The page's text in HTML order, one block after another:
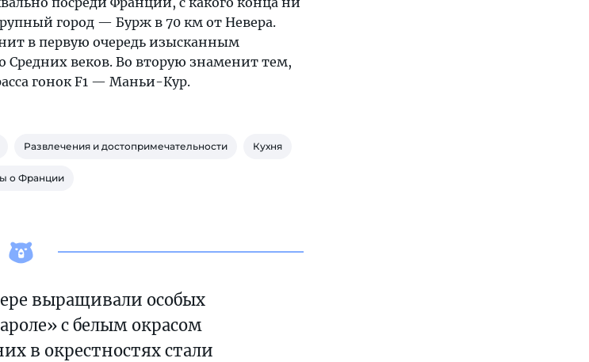
город — Бурж в 70 км от Невера.
в первую очередь изысканным
Средних веков. Во вторую знаменит тем,
гонок F1 — Маньи-Кур.
Развлечения и достопримечательности Кухня
о Франции
выращивали особых
с белым окрасом
в окрестностях стали